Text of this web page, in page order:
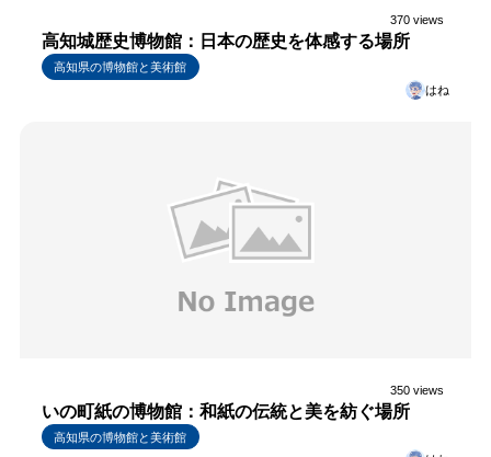
370 views
高知城歴史博物館：日本の歴史を体感する場所
高知県の博物館と美術館
はね
350 views
いの町紙の博物館：和紙の伝統と美を紡ぐ場所
高知県の博物館と美術館